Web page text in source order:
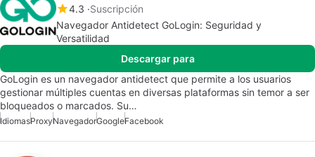
4.3 Suscripción
Navegador Antidetect GoLogin: Seguridad y
Versatilidad
Descargar para
GoLogin es un navegador antidetect que permite a los usuarios
gestionar múltiples cuentas en diversas plataformas sin temor a ser
bloqueados o marcados. Su…
IdiomasProxyNavegadorGoogleFacebook